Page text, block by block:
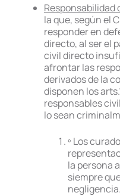
Responsabilidad
la que, según el
responder en
directo, al ser el
civil directo
afrontar las
derivados de la
disponen los
responsables
lo sean
º Los
la persona
siempre
negligencia.